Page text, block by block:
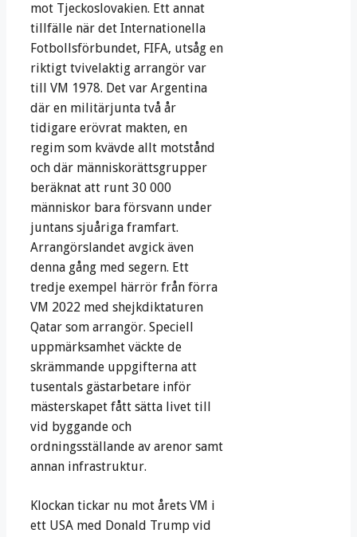
mot Tjeckoslovakien. Ett annat
tillfälle när det Internationella
Fotbollsförbundet, FIFA, utsåg en
riktigt tvivelaktig arrangör var
till VM 1978. Det var Argentina
där en militärjunta två år
tidigare erövrat makten, en
regim som kvävde allt motstånd
och där människorättsgrupper
beräknat att runt 30 000
människor bara försvann under
juntans sjuåriga framfart.
Arrangörslandet avgick även
denna gång med segern. Ett
tredje exempel härrör från förra
VM 2022 med shejkdiktaturen
Qatar som arrangör. Speciell
uppmärksamhet väckte de
skrämmande uppgifterna att
tusentals gästarbetare inför
mästerskapet fått sätta livet till
vid byggande och
ordningsställande av arenor samt
annan infrastruktur.
Klockan tickar nu mot årets VM i
ett USA med Donald Trump vid